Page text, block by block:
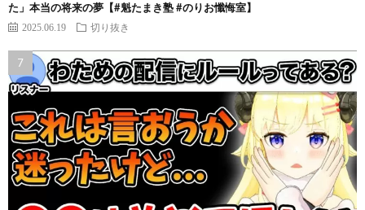
た」本当の将来の夢【#魁たまき塾 #のりお懺悔室】
2025.06.19 切り抜き